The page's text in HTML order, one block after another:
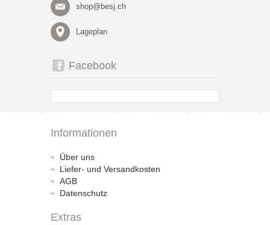
shop@besj.ch
Lageplan
Facebook
Informationen
Über uns
Liefer- und Versandkosten
AGB
Datenschutz
Extras